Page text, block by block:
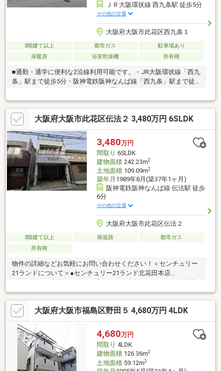
ＪＲ大阪環状線 西九条駅 徒歩5分
その他の交通
大阪府大阪市此花区西九条１
3階建て以上 都市ガス
駐車場あり
床暖房
浴室乾燥機 所有権
■通勤・通学に便利な2沿線利用可能です。・JR大阪環状線「西九
条」駅まで徒歩5分・阪神電鉄阪神なんば線「西九条」駅まで徒歩
す。■床暖房・サウナなど、充実の設備が採用されています。■浴
室には浴室乾燥機付き。天候に関係なく洗濯物を干すことができ
ます。■各階にトイレが設けられています。■耐震性・耐久性の高
い鉄骨造です。■周辺環境毎日のお買い物に便利な住環境で
す。・セブンイレブンハートインJR西九条駅改札口店まで徒歩5
分・業務スーパー西九条店まで徒歩7分・ココカラファイン西九条
店まで徒歩7分
大阪府大阪市此花区伝法２ 3,480万円 6SLDK
3,480万円
間取り 6SLDK
建物面積242.23m2
土地面積109.09m2
築年月 1989年8月(築37年1ヶ月)
阪神電鉄阪神なんば線 伝法駅 徒歩
6分
その他の交通
大阪府大阪市此花区伝法２
3階建て以上 南道路
都市ガス
所有権
物件の詳細などお気軽にお問い合わせください！＜センチュリー
21ランドについて＞●センチュリー21ランド北花田本店
に最後まで伴走いたします！●リフォームのご相談も承っており
ます。●購入・売却・ローンのご相談・・・なんでもお気軽にご
相談くださいませ！〇大阪メトロ御堂筋線「北花田」駅より徒歩
約10分！○JR阪和線「浅香」駅より徒歩約8分！〇営業時間：10：
00～20：00（火曜日・水曜日定休日※祝日は営業）事前にご連絡
いただけますと、スムーズにご案内が可能です。ご連絡お待ちし
ております！
大阪府大阪市福島区野田５ 4,680万円 4LDK
4,680万円
間取り 4LDK
建物面積126.36m2
土地面積59.12m2